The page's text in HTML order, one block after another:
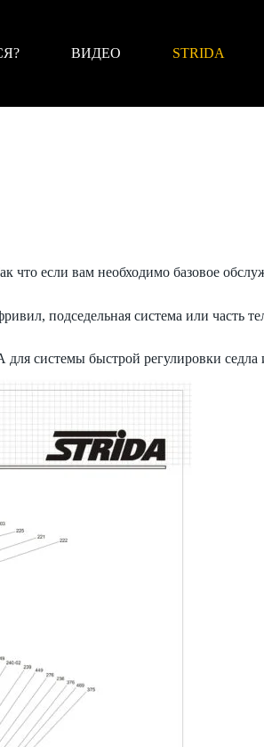
ВИДЕО STRIDA
если вам необходимо базовое
подседельная система или часть
системы быстрой регулировки седла